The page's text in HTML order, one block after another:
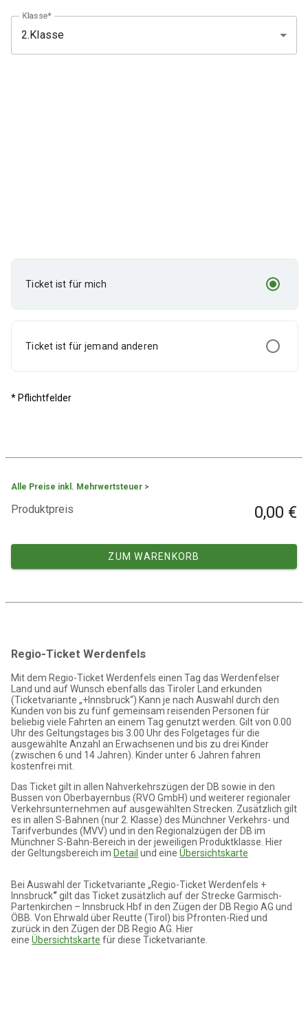
Klasse*
Ticket ist für mich
Ticket ist für jemand anderen
* Pflichtfelder
Alle Preise inkl. Mehrwertsteuer >
Produktpreis 0,00 €
ZUM WARENKORB
Regio-Ticket Werdenfels
Mit dem Regio-Ticket Werdenfels einen Tag das Werdenfelser
Land und auf Wunsch ebenfalls das Tiroler Land erkunden
(Ticketvariante „+Innsbruck“) Kann je nach Auswahl durch den
Kunden von bis zu fünf gemeinsam reisenden Personen für
beliebig viele Fahrten an einem Tag genutzt werden. Gilt von 0.00
Uhr des Geltungstages bis 3.00 Uhr des Folgetages für die
ausgewählte Anzahl an Erwachsenen und bis zu drei Kinder
(zwischen 6 und 14 Jahren). Kinder unter 6 Jahren fahren
kostenfrei mit.
Das Ticket gilt in allen Nahverkehrszügen der DB sowie in den
Bussen von Oberbayernbus (RVO GmbH) und weiterer regionaler
Verkehrsunternehmen auf ausgewählten Strecken. Zusätzlich gilt
es in allen S-Bahnen (nur 2. Klasse) des Münchner Verkehrs- und
Tarifverbundes (MVV) und in den Regionalzügen der DB im
Münchner S-Bahn-Bereich in der jeweiligen Produktklasse. Hier
der Geltungsbereich im Detail und eine Übersichtskarte
Bei Auswahl der Ticketvariante „Regio-Ticket Werdenfels +
Innsbruck“gilt das Ticket zusätzlich auf der Strecke Garmisch-
Partenkirchen – Innsbruck Hbf in den Zügen der DB Regio AG und
ÖBB. Von Ehrwald über Reutte (Tirol) bis Pfronten-Ried und
zurück in den Zügen der DB Regio AG. Hier
eine Übersichtskarte für diese Ticketvariante.